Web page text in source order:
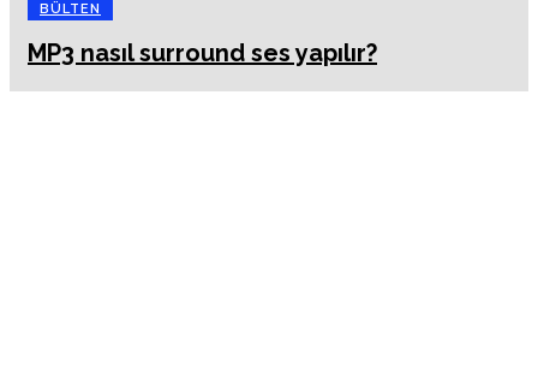
BÜLTEN
MP3 nasıl surround ses yapılır?